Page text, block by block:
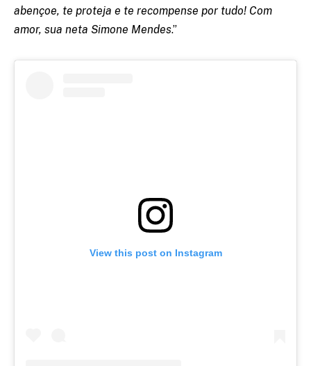
abençoe, te proteja e te recompense por tudo! Com
amor, sua neta Simone Mendes.”
View this post on Instagram